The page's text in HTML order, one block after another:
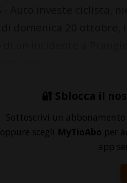
🔐 Sblocca il
Sottoscrivi un abbonamento
oppure scegli MyTioAbo per
app